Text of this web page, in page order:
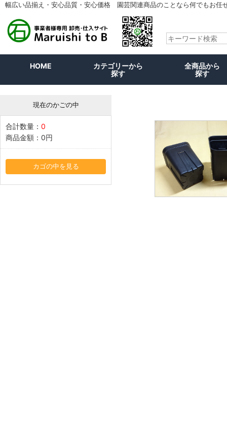
幅広い品揃え・安心品質・安心価格 園芸関連商品のことなら何でもお任
HOME
カテゴリーから
探す
全商品から
探す
現在のかごの中
合計数量： 0
商品金額： 0円
カゴの中を見る